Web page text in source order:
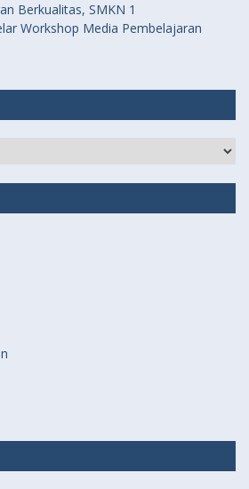
Berkualitas, SMKN 1
Workshop Media Pembelajaran